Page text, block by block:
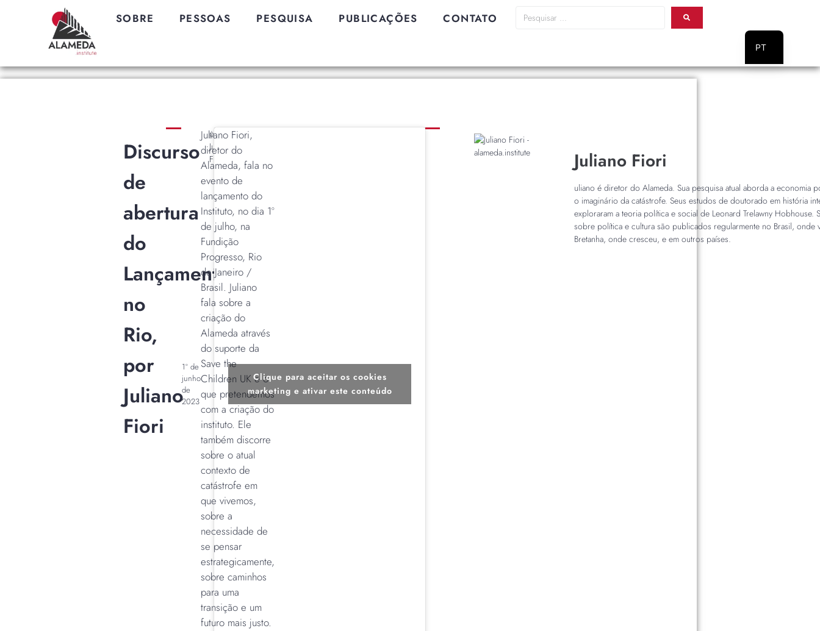
SOBRE PESSOAS PESQUISA PUBLICAÇÕES CONTATO
Discurso
de
abertura
do
Lançamento
no
Rio,
por
Juliano
Fiori
por
Juliano
Fiori
1º de
junho
de
2023
Juliano Fiori,
diretor do
Alameda, fala no
evento de
lançamento do
Instituto, no dia 1º
de julho, na
Fundição
Progresso, Rio
de Janeiro /
Brasil. Juliano
fala sobre a
criação do
Alameda através
do suporte da
Save the
Children UK e o
que pretendemos
com a criação do
instituto. Ele
também discorre
sobre o atual
contexto de
catástrofe em
que vivemos,
sobre a
necessidade de
se pensar
estrategicamente,
sobre caminhos
para uma
transição e um
futuro mais justo.
Clique para aceitar os cookies
marketing e ativar este conteúdo
Juliano Fiori
uliano é diretor do Alameda. Sua pesquisa atual aborda a economia
o imaginário da catástrofe. Seus estudos de doutorado em história
exploraram a teoria política e social de Leonard Trelawny Hobhouse.
sobre política e cultura são publicados regularmente no Brasil, onde
Bretanha, onde cresceu, e em outros países.
PT
EN